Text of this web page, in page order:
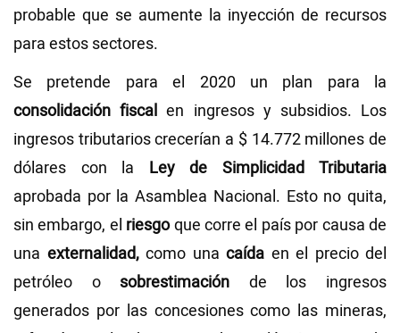
probable que se aumente la inyección de recursos
para estos sectores.
Se pretende para el 2020 un plan para la
consolidación fiscal en ingresos y subsidios. Los
ingresos tributarios crecerían a $ 14.772 millones de
dólares con la Ley de Simplicidad Tributaria
aprobada por la Asamblea Nacional. Esto no quita,
sin embargo, el riesgoque corre el país por causa de
una externalidad,como una caída en el precio del
petróleo osobrestimación de los ingresos
generados por las concesiones como las mineras,